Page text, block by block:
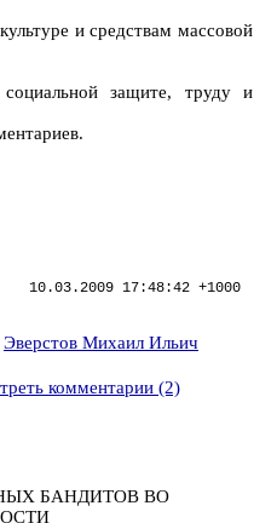
и средствам массовой
защите, труду и
10.03.2009 17:48:42 +1000
Эверстов Михаил Ильич
комментарии (2)
БАНДИТОВ ВО